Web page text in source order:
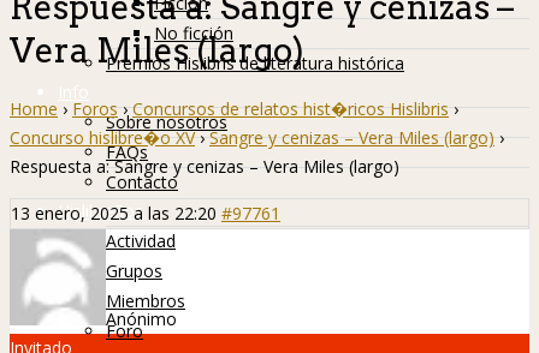
No ficción
Premios Hislibris de literatura histórica
Info
Sobre nosotros
FAQs
Contacto
Hislibreños
Actividad
Grupos
Miembros
Foro
Vera Miles (largo)
Home › Foros › Concursos de relatos hist�ricos Hislibris ›
Concurso hislibre�o XV › Sangre y cenizas – Vera Miles (largo) ›
Respuesta a: Sangre y cenizas – Vera Miles (largo)
13 enero, 2025 a las 22:20 #97761
Anónimo
Invitado